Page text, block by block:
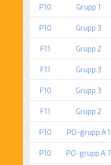
P10 Grupp 1
P10 Grupp 3
F11 Grupp 2
F11 Grupp 3
F10 Grupp 3
F11 Grupp 2
P10 PO-grupp A 1
P10 PO-grupp A 7